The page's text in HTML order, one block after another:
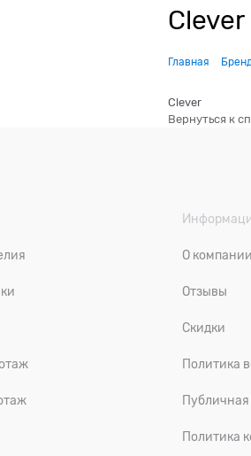
Clever
Главная
Clever
Вернуться к
О компании
Отзывы
Скидки
Политика
Политика